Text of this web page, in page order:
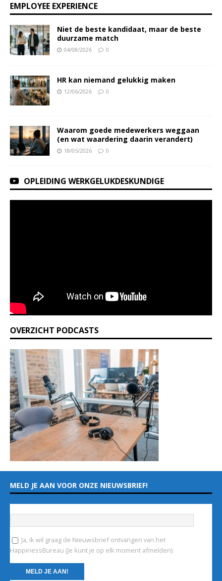
EMPLOYEE EXPERIENCE
Niet de beste kandidaat, maar de beste
duurzame match
04/08/2026 0
HR kan niemand gelukkig maken
12/06/2026 0
Waarom goede medewerkers weggaan
(en wat waardering daarin verandert)
18/05/2026 0
OPLEIDING WERKGELUKDESKUNDIGE
OVERZICHT PODCASTS
MELD JE AAN VOOR ONZE NIEUWSBRIEF!
Ja, ik wil graag de Nieuwsbrief ontvangen van het
HappinessBureau (Je kunt je op elk moment afmelden).